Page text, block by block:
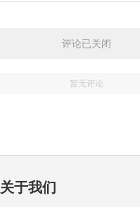
评论已关闭
暂无评论
关于我们